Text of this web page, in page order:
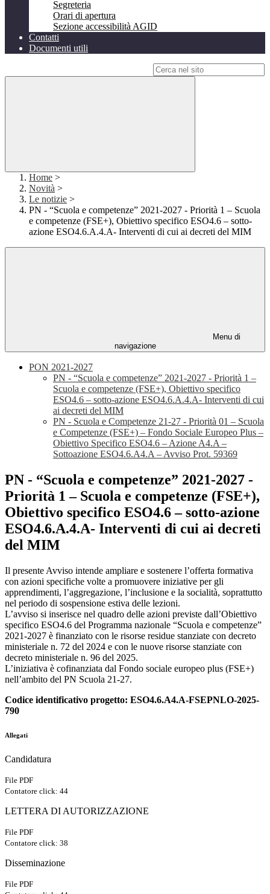
Segreteria
Orari di apertura
Sezione accessibilità AGID
Contatti
Documenti utili
Home >
Novità >
Le notizie >
PN - “Scuola e competenze” 2021-2027 - Priorità 1 – Scuola
e competenze (FSE+), Obiettivo specifico ESO4.6 – sotto-
azione ESO4.6.A.4.A- Interventi di cui ai decreti del MIM
Menu di
navigazione
PON 2021-2027
PN - “Scuola e competenze” 2021-2027 - Priorità 1 –
Scuola e competenze (FSE+), Obiettivo specifico
ESO4.6 – sotto-azione ESO4.6.A.4.A- Interventi di cui
ai decreti del MIM
PN - Scuola e Competenze 21-27 - Priorità 01 – Scuola
e Competenze (FSE+) – Fondo Sociale Europeo Plus –
Obiettivo Specifico ESO4.6 – Azione A4.A –
Sottoazione ESO4.6.A4.A – Avviso Prot. 59369
PN - “Scuola e competenze” 2021-2027 -
Priorità 1 – Scuola e competenze (FSE+),
Obiettivo specifico ESO4.6 – sotto-azione
ESO4.6.A.4.A- Interventi di cui ai decreti
del MIM
Il presente Avviso intende ampliare e sostenere l’offerta formativa
con azioni specifiche volte a promuovere iniziative per gli
apprendimenti, l’aggregazione, l’inclusione e la socialità, soprattutto
nel periodo di sospensione estiva delle lezioni.
L’avviso si inserisce nel quadro delle azioni previste dall’Obiettivo
specifico ESO4.6 del Programma nazionale “Scuola e competenze”
2021-2027 è finanziato con le risorse residue stanziate con decreto
ministeriale n. 72 del 2024 e con le nuove risorse stanziate con
decreto ministeriale n. 96 del 2025.
L’iniziativa è cofinanziata dal Fondo sociale europeo plus (FSE+)
nell’ambito del PN Scuola 21-27.
Codice identificativo progetto: ESO4.6.A4.A-FSEPNLO-2025-
790
Allegati
Candidatura
File PDF
Contatore click: 44
LETTERA DI AUTORIZZAZIONE
File PDF
Contatore click: 38
Disseminazione
File PDF